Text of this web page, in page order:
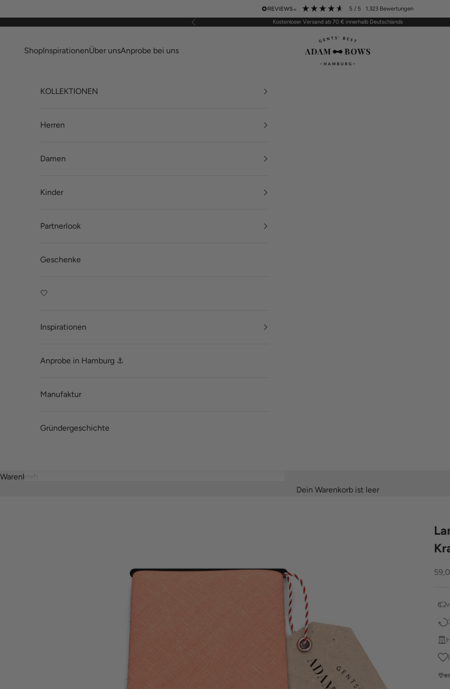
5 / 5 1.323 Bewertungen
Zurück Kostenloser Versand ab 70 € innerhalb Deutschlands
ADAM BOWS
ShopInspirationenÜber unsAnprobe bei uns
KOLLEKTIONEN
Herren
Damen
Kinder
Partnerlook
Geschenke
🤍
Inspirationen
Anprobe in Hamburg ⚓
Manufaktur
Gründergeschichte
Warenkorb
Dein Warenkorb ist leer